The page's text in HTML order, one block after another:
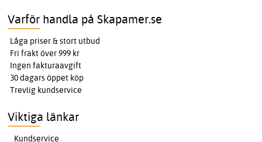
Varför handla på Skapamer.se
Låga priser & stort utbud
Fri frakt över 999 kr
Ingen fakturaavgift
30 dagars öppet köp
Trevlig kundservice
Viktiga länkar
Kundservice